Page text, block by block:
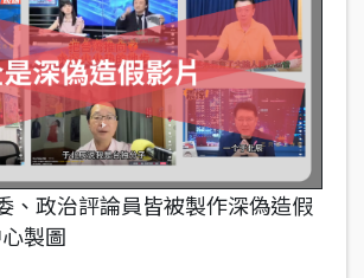
、政治評論員皆被製作深偽造假
製圖